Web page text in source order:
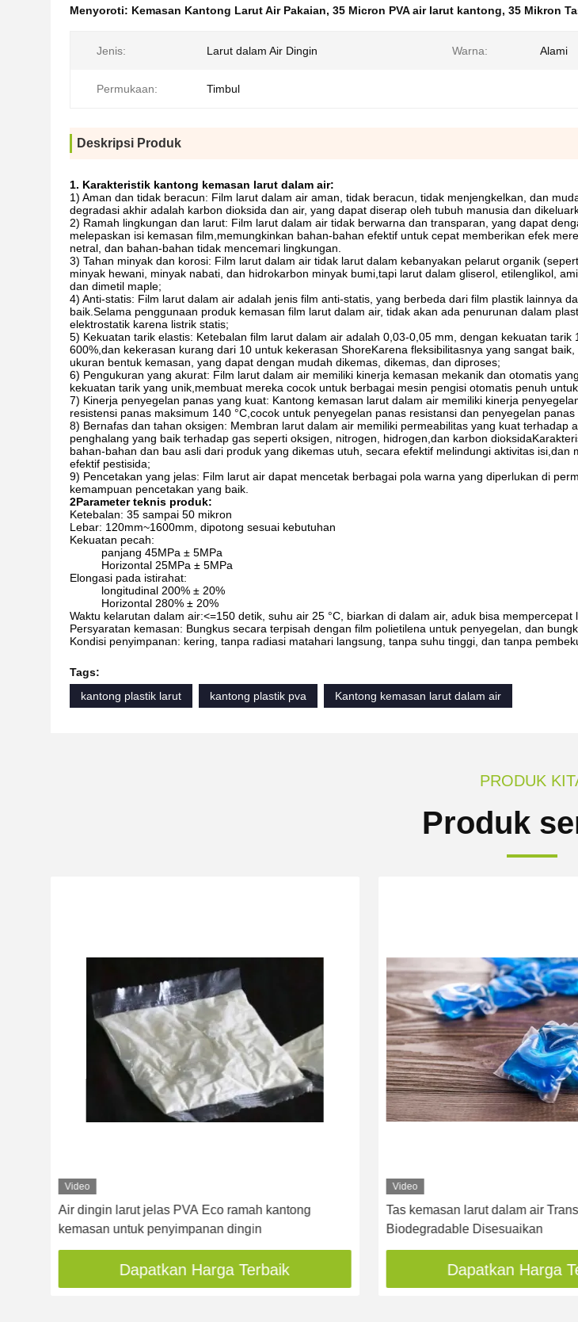
Menyoroti: Kemasan Kantong Larut Air Pakaian, 35 Micron PVA air larut kantong, 35 Mikron
Jenis: Larut dalam Air Dingin Warna: Alami
Permukaan: Timbul
Deskripsi Produk
1. Karakteristik kantong kemasan larut dalam air:
1) Aman dan tidak beracun: Film larut dalam air aman, tidak beracun, tidak menjengkelkan, dan
degradasi akhir adalah karbon dioksida dan air, yang dapat diserap oleh tubuh manusia dan
2) Ramah lingkungan dan larut: Film larut dalam air tidak berwarna dan transparan, yang dapat
melepaskan isi kemasan film,memungkinkan bahan-bahan efektif untuk cepat memberikan efek
netral, dan bahan-bahan tidak mencemari lingkungan.
3) Tahan minyak dan korosi: Film larut dalam air tidak larut dalam kebanyakan pelarut organik
minyak hewani, minyak nabati, dan hidrokarbon minyak bumi,tapi larut dalam gliserol, etilenglikol,
dan dimetil maple;
4) Anti-statis: Film larut dalam air adalah jenis film anti-statis, yang berbeda dari film plastik lainnya
baik.Selama penggunaan produk kemasan film larut dalam air, tidak akan ada penurunan dalam
elektrostatik karena listrik statis;
5) Kekuatan tarik elastis: Ketebalan film larut dalam air adalah 0,03-0,05 mm, dengan kekuatan
600%,dan kekerasan kurang dari 10 untuk kekerasan ShoreKarena fleksibilitasnya yang sangat
ukuran bentuk kemasan, yang dapat dengan mudah dikemas, dikemas, dan diproses;
6) Pengukuran yang akurat: Film larut dalam air memiliki kinerja kemasan mekanik dan otomatis
kekuatan tarik yang unik,membuat mereka cocok untuk berbagai mesin pengisi otomatis penuh
7) Kinerja penyegelan panas yang kuat: Kantong kemasan larut dalam air memiliki kinerja
resistensi panas maksimum 140 °C,cocok untuk penyegelan panas resistansi dan penyegelan
8) Bernafas dan tahan oksigen: Membran larut dalam air memiliki permeabilitas yang kuat terhadap
penghalang yang baik terhadap gas seperti oksigen, nitrogen, hidrogen,dan karbon
bahan-bahan dan bau asli dari produk yang dikemas utuh, secara efektif melindungi aktivitas isi,dan
efektif pestisida;
9) Pencetakan yang jelas: Film larut air dapat mencetak berbagai pola warna yang diperlukan di
kemampuan pencetakan yang baik.
2Parameter teknis produk:
Ketebalan: 35 sampai 50 mikron
Lebar: 120mm~1600mm, dipotong sesuai kebutuhan
Kekuatan pecah:
panjang 45MPa ± 5MPa
Horizontal 25MPa ± 5MPa
Elongasi pada istirahat:
longitudinal 200% ± 20%
Horizontal 280% ± 20%
Waktu kelarutan dalam air:<=150 detik, suhu air 25 °C, biarkan di dalam air, aduk bisa mempercepat
Persyaratan kemasan: Bungkus secara terpisah dengan film polietilena untuk penyegelan, dan
Kondisi penyimpanan: kering, tanpa radiasi matahari langsung, tanpa suhu tinggi, dan tanpa
Tags:
kantong plastik larut
kantong plastik pva Kantong kemasan larut dalam air
PRODUK
Produk
Video
Air dingin larut jelas PVA Eco ramah kantong
kemasan untuk penyimpanan dingin
Dapatkan Harga Terbaik
Video
Tas kemasan larut dalam air
Biodegradable Disesuaikan
Dapatkan Harga